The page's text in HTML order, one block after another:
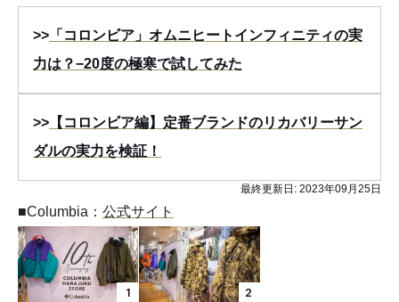
>> 「コロンビア」オムニヒートインフィニティの実
力は？−20度の極寒で試してみた
>> 【コロンビア編】定番ブランドのリカバリーサン
ダルの実力を検証！
最終更新日: 2023年09月25日
■Columbia： 公式サイト
1 2